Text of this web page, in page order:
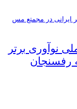
نوآوری برتر
رفسنجان